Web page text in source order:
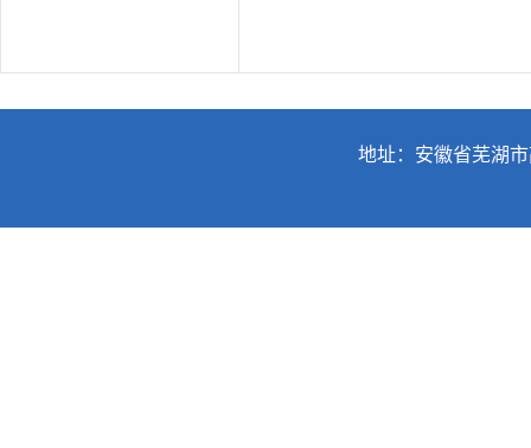
地址：安徽省芜湖